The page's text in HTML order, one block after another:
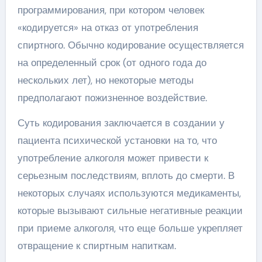
программирования, при котором человек
«кодируется» на отказ от употребления
спиртного. Обычно кодирование осуществляется
на определенный срок (от одного года до
нескольких лет), но некоторые методы
предполагают пожизненное воздействие.
Суть кодирования заключается в создании у
пациента психической установки на то, что
употребление алкоголя может привести к
серьезным последствиям, вплоть до смерти. В
некоторых случаях используются медикаменты,
которые вызывают сильные негативные реакции
при приеме алкоголя, что еще больше укрепляет
отвращение к спиртным напиткам.